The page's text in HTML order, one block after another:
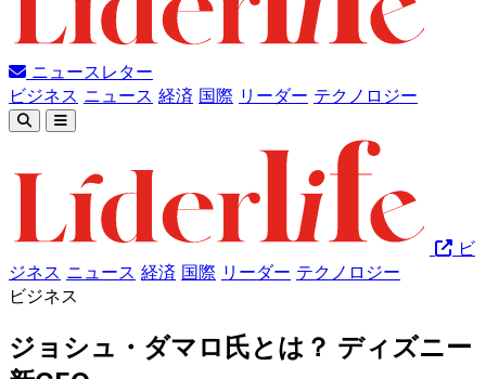
ニュースレター
ビジネス ニュース 経済 国際 リーダー テクノロジー
ビ
ジネス ニュース 経済 国際 リーダー テクノロジー
ビジネス
ジョシュ・ダマロ氏とは？ ディズニー